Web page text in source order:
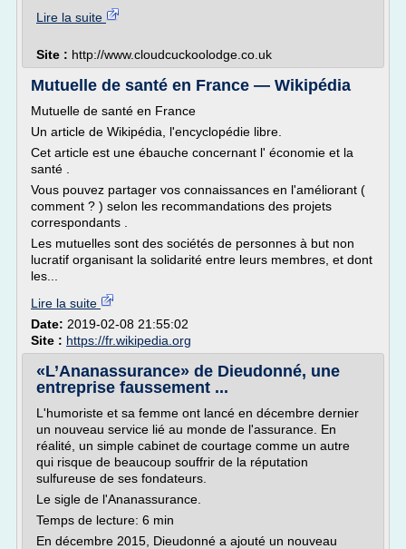
Lire la suite
Site : http://www.cloudcuckoolodge.co.uk
Mutuelle de santé en France — Wikipédia
Mutuelle de santé en France
Un article de Wikipédia, l'encyclopédie libre.
Cet article est une ébauche concernant l' économie et la
santé .
Vous pouvez partager vos connaissances en l'améliorant (
comment ? ) selon les recommandations des projets
correspondants .
Les mutuelles sont des sociétés de personnes à but non
lucratif organisant la solidarité entre leurs membres, et dont
les...
Lire la suite
Date: 2019-02-08 21:55:02
Site : https://fr.wikipedia.org
«L’Ananassurance» de Dieudonné, une
entreprise faussement ...
L'humoriste et sa femme ont lancé en décembre dernier
un nouveau service lié au monde de l'assurance. En
réalité, un simple cabinet de courtage comme un autre
qui risque de beaucoup souffrir de la réputation
sulfureuse de ses fondateurs.
Le sigle de l'Ananassurance.
Temps de lecture: 6 min
En décembre 2015, Dieudonné a ajouté un nouveau